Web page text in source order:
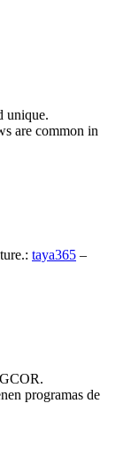
unique.
are common in
taya365 –
programas de